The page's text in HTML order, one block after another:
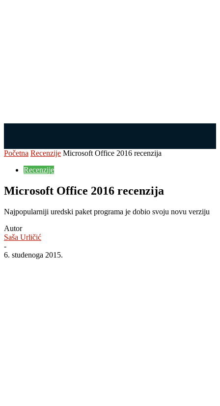
Početna Recenzije Microsoft Office 2016 recenzija
Recenzije
Microsoft Office 2016 recenzija
Najpopularniji uredski paket programa je dobio svoju novu verziju
Autor
Saša Urličić
-
6. studenoga 2015.